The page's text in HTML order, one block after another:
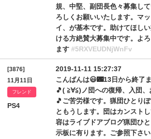
規、中堅、副団長色々募集し
ろしくお願いいたします。マ
イ、が基本です。助けてほし
ける方絶賛大募集中です。よ
ます #5RXVEUDNjWnFv
[3876]
11月11日
フレンド
PS4
2019-11-11 15:27:37
こんばんは😃🌃13日から終了
🎵( ≧∀≦)ノ団への復帰、入団
🎵ご苦労様です。猟団ひとり
ともうします。団はカンスト
容はライブドアブログ猟団ひ
示板に有ります。ご参照下さ